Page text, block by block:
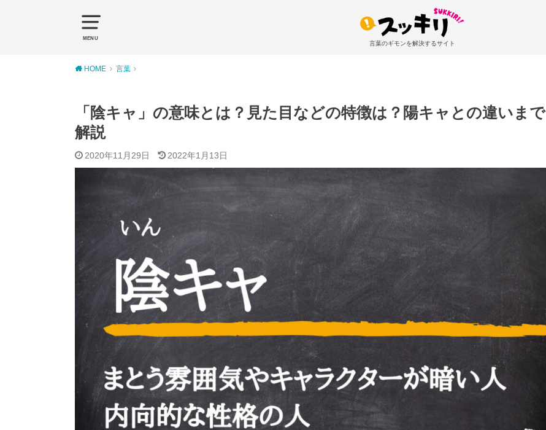
MENU
言葉のギモンを解決するサイト
HOME 言葉
「陰キャ」の意味とは？見た目などの特徴は？陽キャとの違いまで
解説
2020年11月29日 2022年1月13日